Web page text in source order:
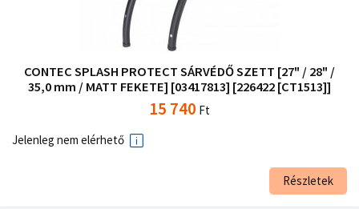
CONTEC SPLASH PROTECT SÁRVÉDŐ SZETT [27" / 28" /
35,0 mm / MATT FEKETE] [03417813] [226422 [CT1513]]
15 740 Ft
Jelenleg nem elérhető
Részletek